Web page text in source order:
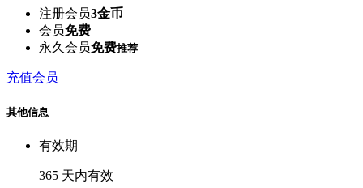
注册会员3金币
会员免费
永久会员免费推荐
充值会员
其他信息
有效期
365 天内有效